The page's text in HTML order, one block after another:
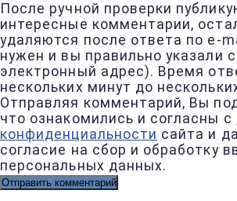
После ручной проверки
интересные комментарии,
удаляются после ответа по e-
нужен и вы правильно указали
электронный адрес). Время
нескольких минут до
Отправляя комментарий, Вы
что ознакомились и согласны с
конфиденциальности сайта и
согласие на сбор и обработку
персональных данных.